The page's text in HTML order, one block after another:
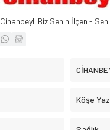
Cihanbeyli.Biz Senin İlçen -
Köşe